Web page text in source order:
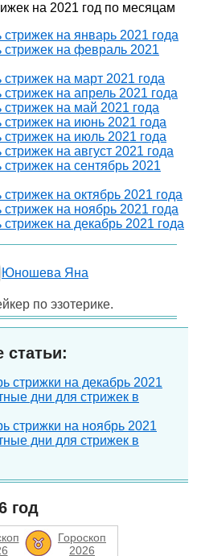
на 2021 год по месяцам
на январь 2021 года
на февраль 2021
на март 2021 года
на апрель 2021 года
на май 2021 года
на июнь 2021 года
на июль 2021 года
на август 2021 года
на сентябрь 2021
на октябрь 2021 года
на ноябрь 2021 года
на декабрь 2021 года
Юношева Яна
по эзотерике.
статьи:
стрижки на декабрь 2021
дни для стрижек в
стрижки на ноябрь 2021
дни для стрижек в
год
Гороскоп
2026